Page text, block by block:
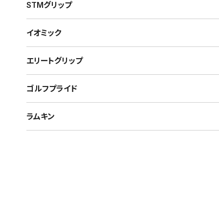
STMグリップ
イオミック
エリートグリップ
ゴルフプライド
ラムキン